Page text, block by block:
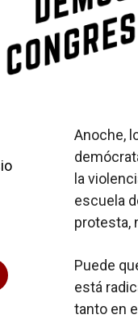
Anoche,
la
escuela
protesta,
Puede
está
tanto en